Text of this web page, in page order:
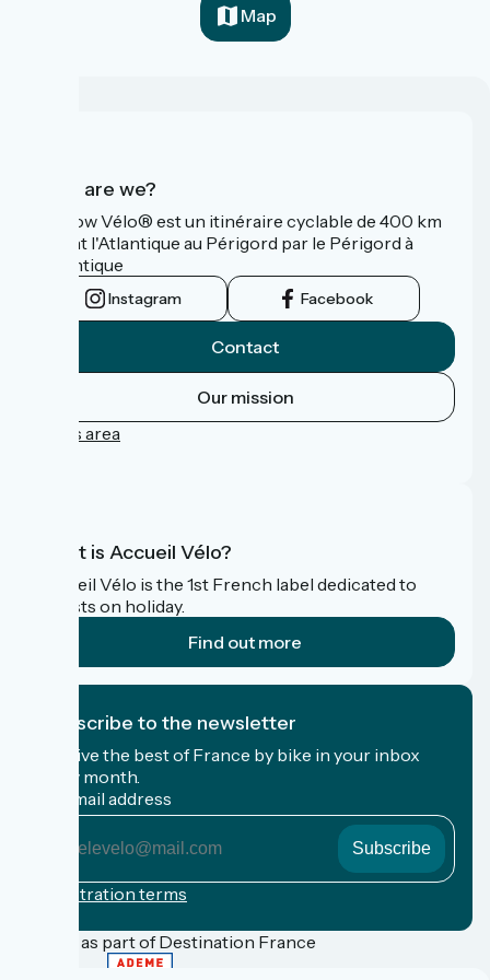
Map
Who are we?
La Flow Vélo® est un itinéraire cyclable de 400 km
reliant l'Atlantique au Périgord par le Périgord à
l’Atlantique
Instagram Facebook
Contact
Our mission
Press area
What is Accueil Vélo?
Accueil Vélo is the 1st French label dedicated to
cyclists on holiday.
Find out more
I subscribe to the newsletter
Receive the best of France by bike in your inbox
every month.
My email address
email
address
Registration terms
Funded as part of Destination France